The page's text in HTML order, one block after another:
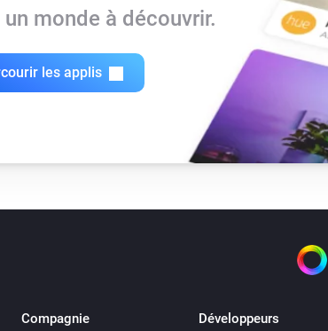
un monde à découvrir.
les applis
Compagnie Développeurs